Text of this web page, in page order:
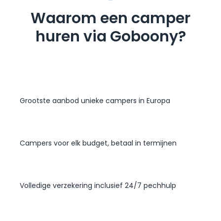
Waarom een camper
huren via Goboony?
Grootste aanbod unieke campers in Europa
Campers voor elk budget, betaal in termijnen
Volledige verzekering inclusief 24/7 pechhulp